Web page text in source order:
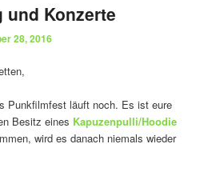
und Konzerte
28, 2016
Punkfilmfest läuft noch. Es ist eure
Besitz eines Kapuzenpulli/Hoodie
wird es danach niemals wieder